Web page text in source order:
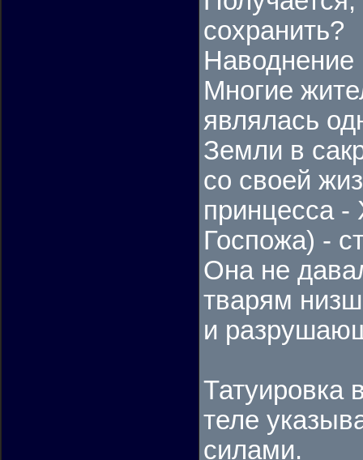
сохранить?
Многие
являлась
Земли в
со своей
принцесса -
Госпожа) -
Она не
тварям
и
Татуировка
теле
силами.